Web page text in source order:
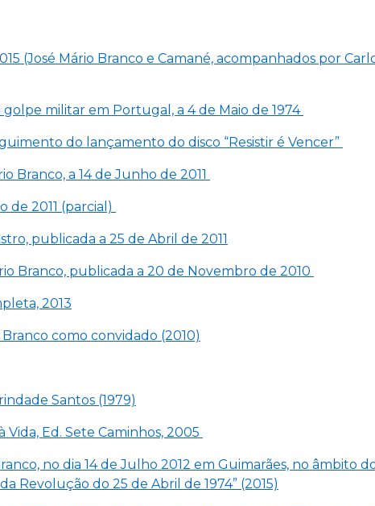
(José Mário Branco e Camané, acompanhados por
golpe militar em Portugal, a 4 de Maio de 1974
do lançamento do disco “Resistir é Vencer”
Branco, a 14 de Junho de 2011
de 2011 (parcial)
publicada a 25 de Abril de 2011
Branco, publicada a 20 de Novembro de 2010
2013
como convidado (2010)
Santos (1979)
Vida, Ed. Sete Caminhos, 2005
no dia 14 de Julho 2012 em Guimarães, no âmbito
Revolução do 25 de Abril de 1974” (2015)